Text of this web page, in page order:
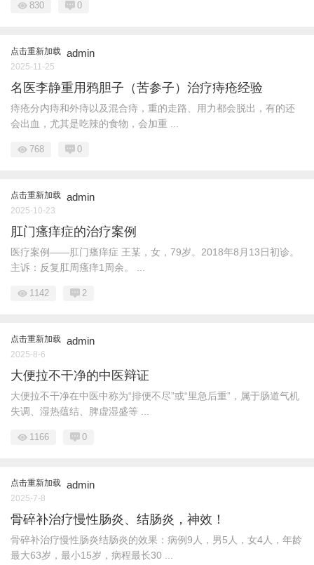
830 0
点击重新加载 admin
2025-11-25
名医李静重用鸦胆子（苦参子）治疗痔疮经验
痔疮分内痔和外痔以及混合痔，重的走路、用力都会脱出，有的还
会出血，尤其是吃辣的食物，会加重 ...
768 0
点击重新加载 admin
2025-10-23
肛门瘙痒症的治疗案例
医疗案例——肛门瘙痒症 王某，女，79岁。2018年8月13日初诊。
主诉：反复肛周瘙痒1周余。 ...
1142 2
点击重新加载 admin
2025-8-6
大便拉不干净的中医辩证
大便拉不干净在中医中称为“排便不尽”或“里急后重”，属于肠道气机
失调、湿热蕴结、脾虚湿盛等 ...
1166 0
点击重新加载 admin
2025-7-8
骨碎补治疗慢性肠炎、结肠炎，神效！
骨碎补治疗慢性肠炎结肠炎的效果：病例9人，男5人，女4人，年龄
最大63岁，最小15岁，病程最长30 ...